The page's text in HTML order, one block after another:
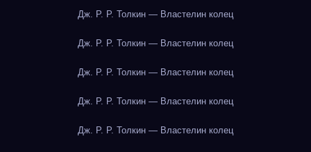
Дж. Р. Р. Толкин — Властелин колец
Дж. Р. Р. Толкин — Властелин колец
Дж. Р. Р. Толкин — Властелин колец
Дж. Р. Р. Толкин — Властелин колец
Дж. Р. Р. Толкин — Властелин колец